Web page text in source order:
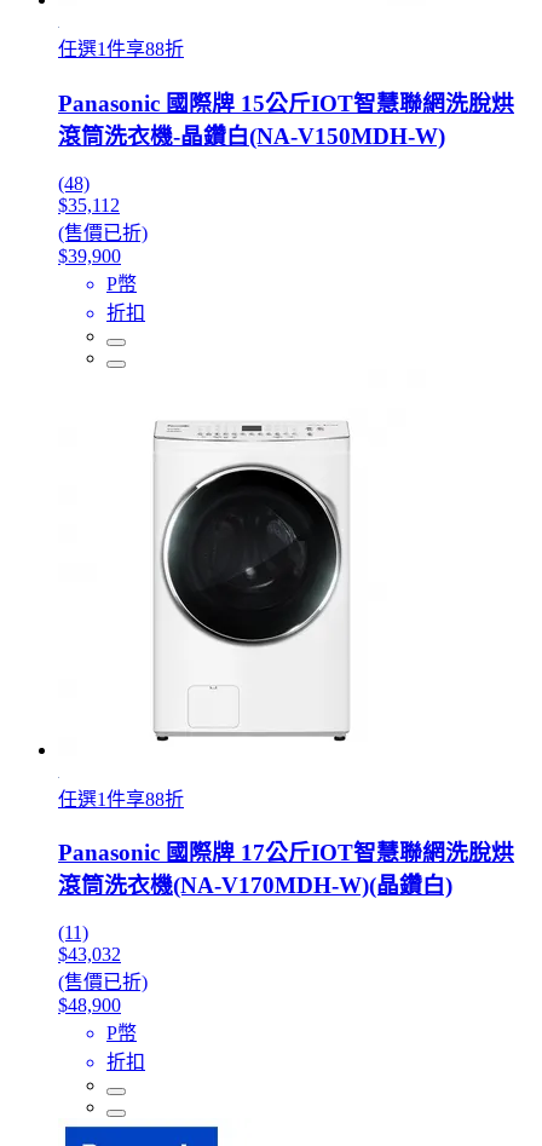
任選1件享88折
Panasonic 國際牌 15公斤IOT智慧聯網洗脫烘
滾筒洗衣機-晶鑽白(NA-V150MDH-W)
(48)
$35,112
(售價已折)
$39,900
P幣
折扣
任選1件享88折
Panasonic 國際牌 17公斤IOT智慧聯網洗脫烘
滾筒洗衣機(NA-V170MDH-W)(晶鑽白)
(11)
$43,032
(售價已折)
$48,900
P幣
折扣